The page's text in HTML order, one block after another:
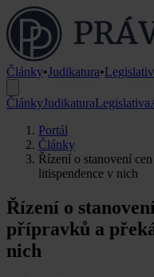
Články•Judikatura•
ČlánkyJudikaturaLegislativa
Portál
Články
Řízení o stanovení
litispendence v nich
Řízení o
přípravků a
nich